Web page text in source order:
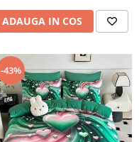
ADAUGA IN COS
-43%